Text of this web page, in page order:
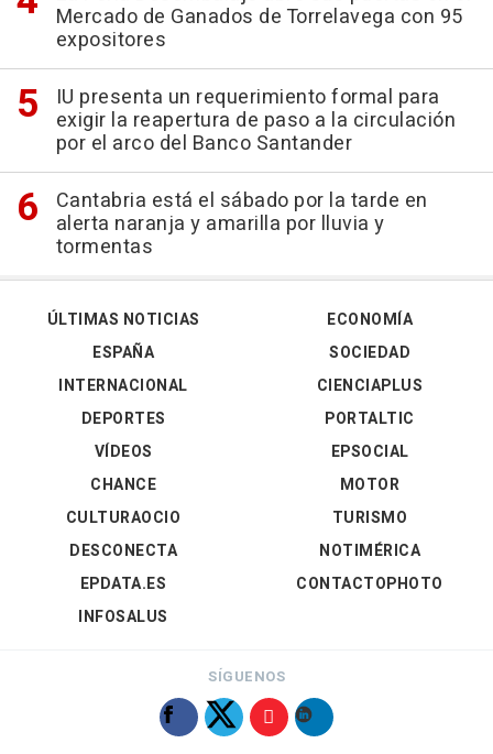
Mercado de Ganados de Torrelavega con 95
expositores
IU presenta un requerimiento formal para
exigir la reapertura de paso a la circulación
por el arco del Banco Santander
Cantabria está el sábado por la tarde en
alerta naranja y amarilla por lluvia y
tormentas
ÚLTIMAS NOTICIAS
ESPAÑA
INTERNACIONAL
DEPORTES
VÍDEOS
ECONOMÍA
SOCIEDAD
CIENCIAPLUS
PORTALTIC
EPSOCIAL
CHANCE
CULTURAOCIO
DESCONECTA
EPDATA.ES
INFOSALUS
MOTOR
TURISMO
NOTIMÉRICA
CONTACTOPHOTO
SÍGUENOS